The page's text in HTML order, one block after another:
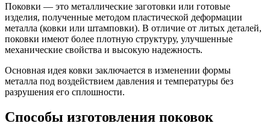
Поковки — это металлические заготовки или готовые
изделия, полученные методом пластической деформации
металла (ковки или штамповки). В отличие от литых деталей,
поковки имеют более плотную структуру, улучшенные
механические свойства и высокую надежность.
Основная идея ковки заключается в изменении формы
металла под воздействием давления и температуры без
разрушения его сплошности.
Способы изготовления поковок